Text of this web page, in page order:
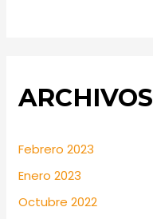
ARCHIVOS
Febrero 2023
Enero 2023
Octubre 2022